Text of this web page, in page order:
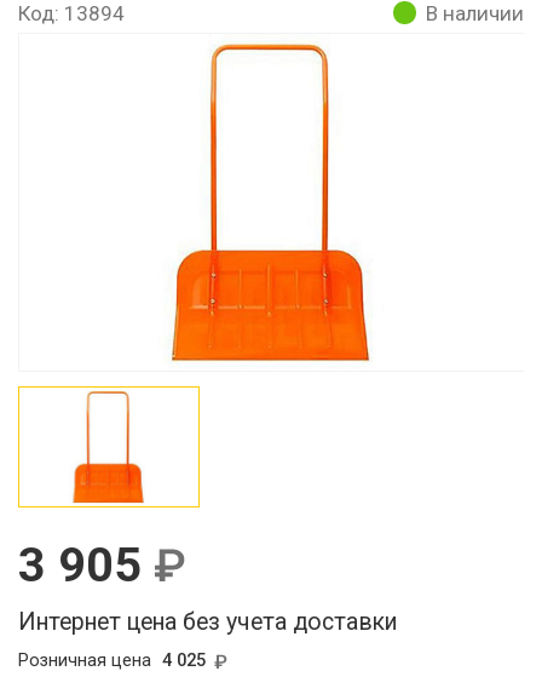
Код: 13894 В наличии
3 905
Интернет цена без учета доставки
4 025
Розничная цена